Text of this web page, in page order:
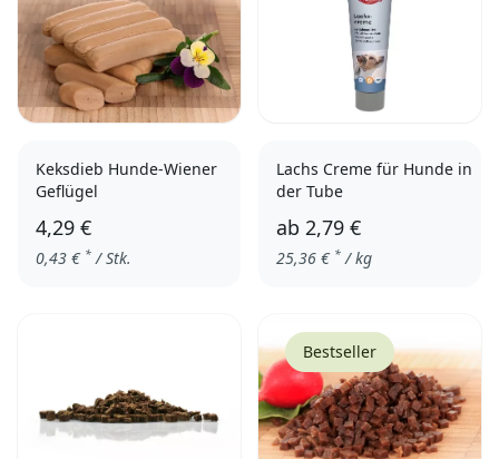
Keksdieb Hunde-Wiener
Geflügel
4,29 €
0,43 € * / Stk.
Lachs Creme für Hunde in
der Tube
ab 2,79 €
25,36 € * / kg
Bestseller